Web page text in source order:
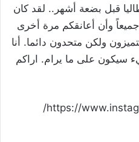
قبل بضعة أشهر.. لقد كان
وأن أعانقكم مرة أخرى
ولكن متحدون دائما. أنا
سيكون على ما يرام. اراكم
https://